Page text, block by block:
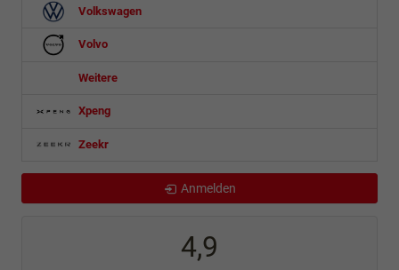
Volkswagen
Volvo
Weitere
Xpeng
Zeekr
Anmelden
4,9